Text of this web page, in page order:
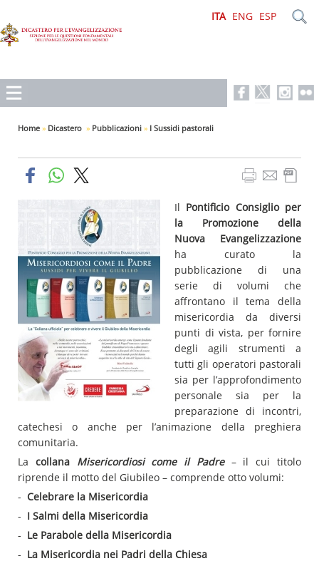
ITA ENG ESP
Home » Dicastero » Pubblicazioni » I Sussidi pastorali
Il Pontificio Consiglio per
la Promozione della
Nuova Evangelizzazione
ha curato la
pubblicazione di una
serie di volumi che
affrontano il tema della
misericordia da diversi
punti di vista, per fornire
degli agili strumenti a
tutti gli operatori pastorali
sia per l’approfondimento
personale sia per la
preparazione di incontri,
catechesi o anche per l’animazione della preghiera
comunitaria.
La collana Misericordiosi come il Padre– il cui titolo
riprende il motto del Giubileo – comprende otto volumi:
- Celebrare la Misericordia
- I Salmi della Misericordia
- Le Parabole della Misericordia
- La Misericordia nei Padri della Chiesa